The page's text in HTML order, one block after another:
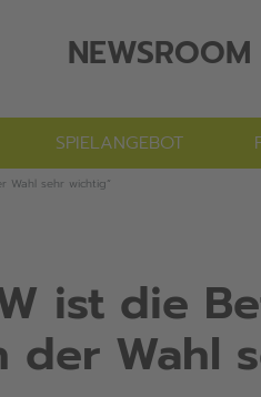
NEWSROOM
SPIELANGEBOT
Wahl sehr wichtig“
ist die
Wahl